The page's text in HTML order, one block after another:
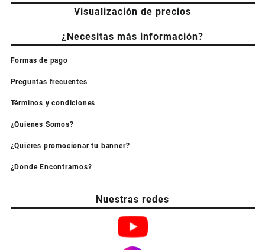
Visualización de precios
¿Necesitas más información?
Formas de pago
Preguntas frecuentes
Términos y condiciones
¿Quienes Somos?
¿Quieres promocionar tu banner?
¿Donde Encontrarnos?
Nuestras redes